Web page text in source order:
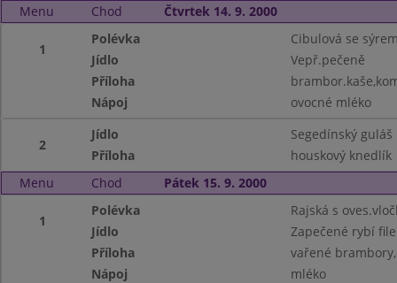
Menu
Chod Čtvrtek 14. 9. 2000
1
Polévka
Cibulová se
Jídlo
Vepř.pečeně
Příloha
Nápoj
ovocné mléko
2
Jídlo
Segedínský guláš
Příloha
houskový knedlík
Menu
Chod Pátek 15. 9. 2000
1
Polévka
Rajská s
Jídlo
Zapečené rybí file
Příloha
vařené
Nápoj
mléko